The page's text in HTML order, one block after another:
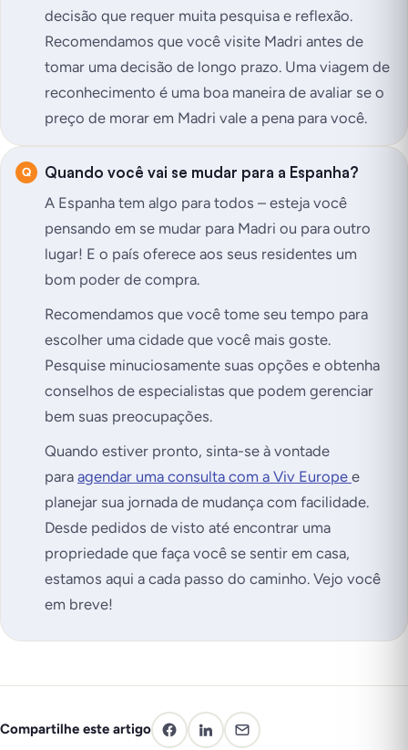
decisão que requer muita pesquisa e reflexão.
Recomendamos que você visite Madri antes de
tomar uma decisão de longo prazo. Uma viagem de
reconhecimento é uma boa maneira de avaliar se o
preço de morar em Madri vale a pena para você.
Quando você vai se mudar para a Espanha?
A Espanha tem algo para todos – esteja você
pensando em se mudar para Madri ou para outro
lugar! E o país oferece aos seus residentes um
bom poder de compra.
Recomendamos que você tome seu tempo para
escolher uma cidade que você mais goste.
Pesquise minuciosamente suas opções e obtenha
conselhos de especialistas que podem gerenciar
bem suas preocupações.
Quando estiver pronto, sinta-se à vontade
para agendar uma consulta com a Viv Europe e
planejar sua jornada de mudança com facilidade.
Desde pedidos de visto até encontrar uma
propriedade que faça você se sentir em casa,
estamos aqui a cada passo do caminho. Vejo você
em breve!
Compartilhe este artigo